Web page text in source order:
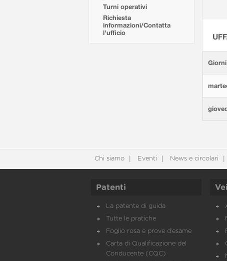
Turni operativi
Richiesta
informazioni/Contatta
l'ufficio
Chi siamo Eventi News e circolari
Patenti
La patente di guida
Tutte le pratiche
Foglio rosa e prove d’esame
Carta di Qualificazione del
Conducente (CQC)